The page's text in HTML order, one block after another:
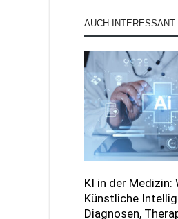
AUCH INTERESSANT
KI in der Medizin:
Künstliche
Diagnosen,